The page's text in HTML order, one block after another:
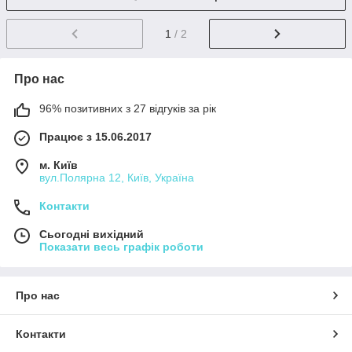
1 / 2
Про нас
96% позитивних з 27 відгуків за рік
Працює з 15.06.2017
м. Київ
вул.Полярна 12, Київ, Україна
Контакти
Сьогодні вихідний
Показати весь графік роботи
Про нас
Контакти